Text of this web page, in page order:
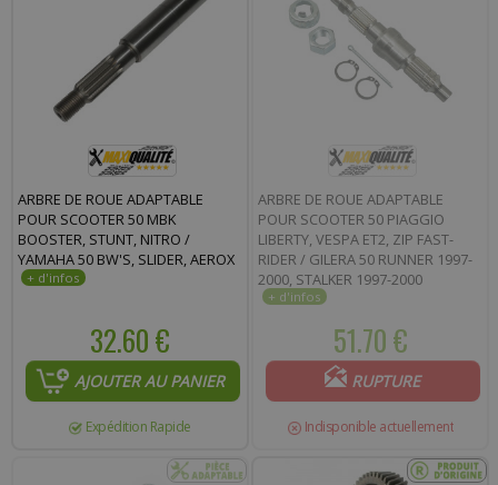
ARBRE DE ROUE ADAPTABLE
POUR SCOOTER 50 MBK
BOOSTER, STUNT, NITRO /
YAMAHA 50 BW'S, SLIDER, AEROX
32.60 €
AJOUTER AU PANIER
Expédition Rapide
ARBRE DE ROUE ADAPTABLE
POUR SCOOTER 50 PIAGGIO
LIBERTY, VESPA ET2, ZIP FAST-
RIDER / GILERA 50 RUNNER 1997-
2000, STALKER 1997-2000
51.70 €
RUPTURE
Indisponible actuellement